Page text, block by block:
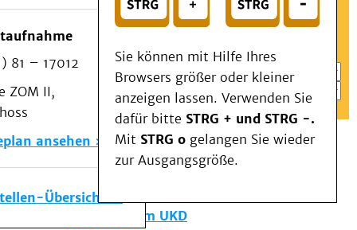
oder
Wählen Sie ein Thema für Ihren Schnelleinstieg
81 – 17012
ZOM II,
ansehen
Übersicht
Sie können mit Hilfe Ihres
Browsers größer oder kleiner
anzeigen lassen. Verwenden Sie
dafür bitte STRG + und STRG -.
Mit STRG o gelangen Sie wieder
zur Ausgangsgröße.
Patienten & Besucher
Kliniken/Institute/Zentren
Als Patient am UKD
Beratung und Unterstützung
Veranstaltungen
Kommunikation im Medizinwesen (KIM)
Notfall
Forschung & Lehre
Die Institute des UKD
Forschung am UKD